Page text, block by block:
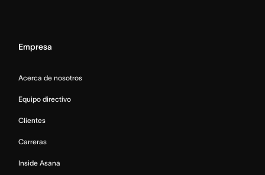
Empresa
Acerca de nosotros
Equipo directivo
Clientes
Carreras
Inside Asana